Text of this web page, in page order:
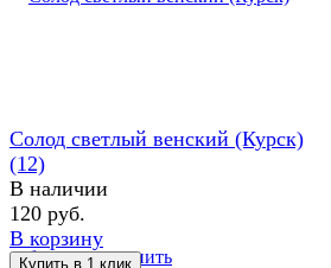
избранное сравнить
Солод светлый венский (Курск)
(12)
В наличии
120 руб.
В корзину